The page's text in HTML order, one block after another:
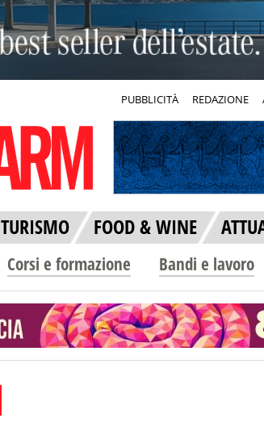
PUBBLICITÀ REDAZIONE
TURISMO FOOD & WINE
Corsi e formazione Bandi e lavoro